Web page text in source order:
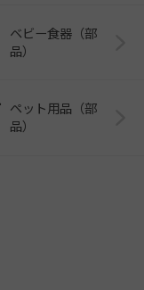
ベビー食器（部
品）
ペット用品（部
品）